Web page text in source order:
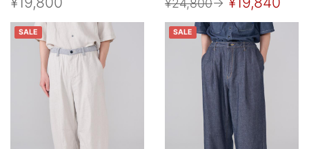
¥24,800→
SALE SALE